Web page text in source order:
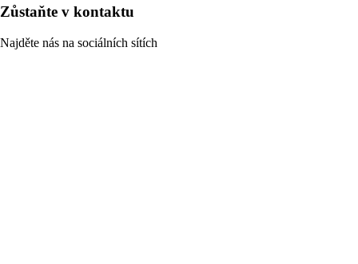
Zůstaňte v kontaktu
Najděte nás na sociálních sítích